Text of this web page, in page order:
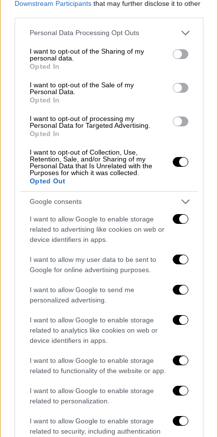
Downstream Participants that may further disclose it to other
Please note that this website/app uses one or more Google
not limited to your visit or usage behaviour. You may click to
grant or deny consent to Google and its third-party tags to
use your data for below specified purposes in below Google
consent section.
Personal Data Processing Opt Outs
I want to opt-out of the Sharing of my
personal data.
Opted In
I want to opt-out of the Sale of my
Personal Data.
Opted In
I want to opt-out of processing my
Personal Data for Targeted Advertising.
Opted In
I want to opt-out of Collection, Use,
Retention, Sale, and/or Sharing of my
Personal Data that Is Unrelated with the
Purposes for which it was collected.
Opted Out
Google consents
I want to allow Google to enable storage
related to advertising like cookies on web or
device identifiers in apps.
I want to allow my user data to be sent to
Google for online advertising purposes.
I want to allow Google to send me
personalized advertising.
I want to allow Google to enable storage
related to analytics like cookies on web or
device identifiers in apps.
I want to allow Google to enable storage
related to functionality of the website or app.
I want to allow Google to enable storage
related to personalization.
I want to allow Google to enable storage
related to security, including authentication
νοσηλευτές και μεταφραστές. Η αποστολή
έφτασε πριν από λίγες ώρες στη Βεγγάζη και
πήγαιναν προς την πολύπαθη πόλη για να
Video | A bus transporting
Marawa road on its way to the
#flood-effected
people & wounding 6.
pic.twitter.com/Pcvqm4fnld
— The Libya Update
(@TheLibyaUpdate)
2023
Τι αναφέρει το Γενικό Επιτελείο
Εθνικής Άμυνας
Σύμφωνα με το Γενικό Επιτελείο Εθνικής
Άμυνας, τις μεσημβρινές ώρες της Κυριακής
που
μετέφερετο υγειονομικό προσωπικό των
Λιβύη στο πλαίσιο συνδρομής της Χώρας
συγκρούστηκεμε όχημα που
στηναντίθετη κατεύθυνση
Συγκεκριμένα σύμφωνα με πληροφορίες από
Ελλάδας, από την σύγκρουση που συνέβη
κάτω από αδιευκρίνιστες
συνθήκες, στελέχη έχουν υποστεί
ελαφρούς
τραυματισμούς. Όλοι οι τραυματίες έχουν